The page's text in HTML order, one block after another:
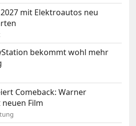
mit Elektroautos neu
bekommt wohl mehr
Comeback: Warner
Film